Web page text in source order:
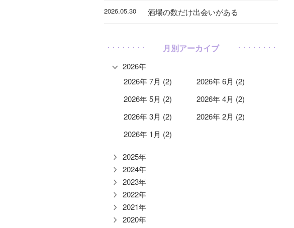
2026.05.30 酒場の数だけ出会いがある
月別アーカイブ
2026年
2026年 7月 (2)
2026年 6月 (2)
2026年 5月 (2)
2026年 4月 (2)
2026年 3月 (2)
2026年 2月 (2)
2026年 1月 (2)
2025年
2024年
2023年
2022年
2021年
2020年